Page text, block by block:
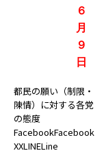
６
月
９
日
都民の願い（制限・
陳情）に対する各党
の態度
FacebookFacebook
XXLINELine